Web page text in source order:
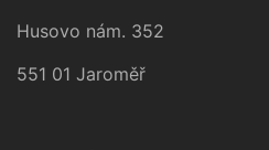
Husovo nám. 352
551 01 Jaroměř